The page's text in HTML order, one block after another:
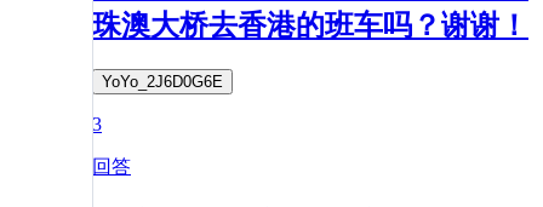
珠澳大桥去香港的班车吗？谢谢！
YoYo_2J6D0G6E
3
回答